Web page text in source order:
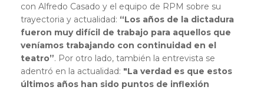
con Alfredo Casado y el equipo de RPM sobre su
trayectoria y actualidad: “Los años de la dictadura
fueron muy difícil de trabajo para aquellos que
veníamos trabajando con continuidad en el
teatro”. Por otro lado, también la entrevista se
adentró en la actualidad: "La verdad es que estos
últimos años han sido puntos de inflexión